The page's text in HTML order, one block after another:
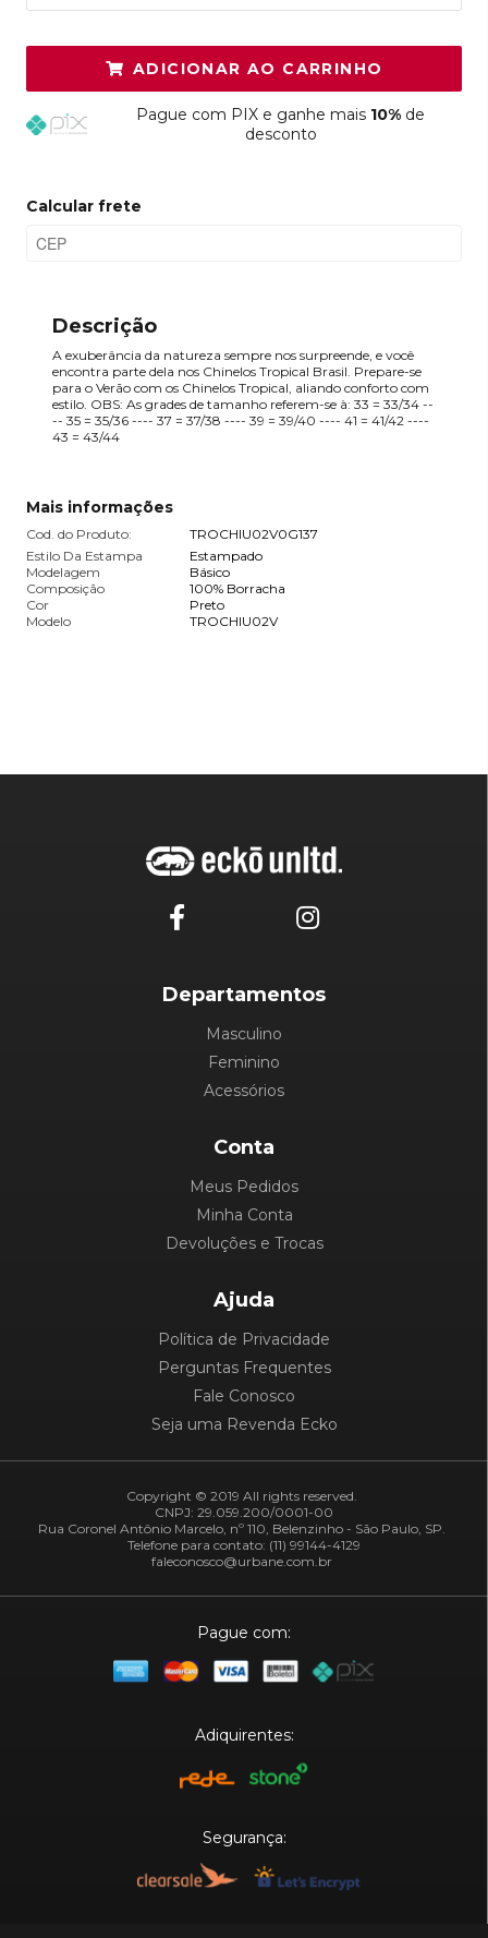
ADICIONAR AO CARRINHO
Pague com PIX e ganhe mais 10% de
desconto
Calcular frete
Descrição
A exuberância da natureza sempre nos surpreende, e você
encontra parte dela nos Chinelos Tropical Brasil. Prepare-se
para o Verão com os Chinelos Tropical, aliando conforto com
estilo. OBS: As grades de tamanho referem-se à: 33 = 33/34 --
-- 35 = 35/36 ---- 37 = 37/38 ---- 39 = 39/40 ---- 41 = 41/42 ----
43 = 43/44
Mais informações
Cod. do Produto:
TROCHIU02V0G137
Estilo Da Estampa
Estampado
Modelagem
Básico
Composição
100% Borracha
Cor
Preto
Modelo
TROCHIU02V
Departamentos
Masculino
Feminino
Acessórios
Conta
Meus Pedidos
Minha Conta
Devoluções e Trocas
Ajuda
Política de Privacidade
Perguntas Frequentes
Fale Conosco
Seja uma Revenda Ecko
Copyright © 2019 All rights reserved.
CNPJ: 29.059.200/0001-00
Rua Coronel Antônio Marcelo, nº 110, Belenzinho - São Paulo, SP.
Telefone para contato: (11) 99144-4129
faleconosco@urbane.com.br
Pague com:
Adiquirentes:
Segurança: